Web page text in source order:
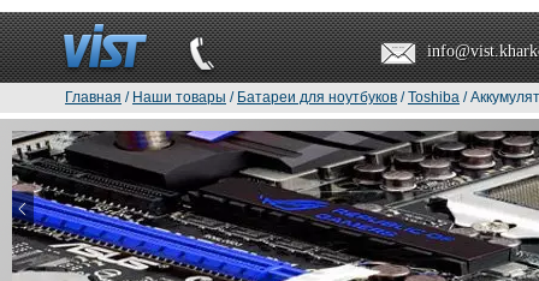
Главная / Наши товары / Батареи для ноутбуков /Toshiba /